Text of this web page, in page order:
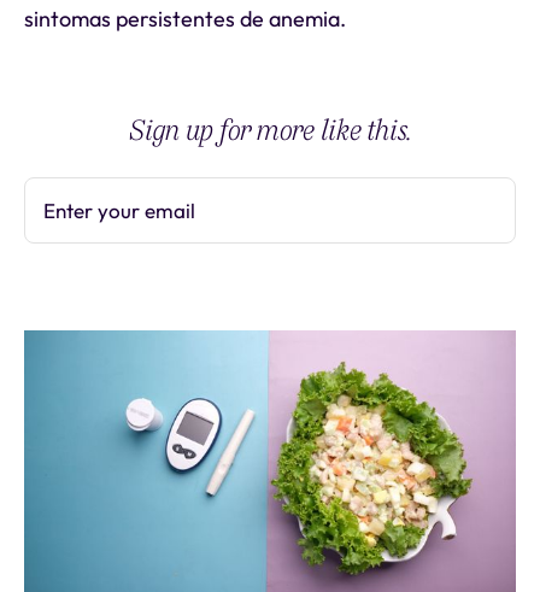
sintomas persistentes de anemia.
Sign up for more like this.
Enter your email